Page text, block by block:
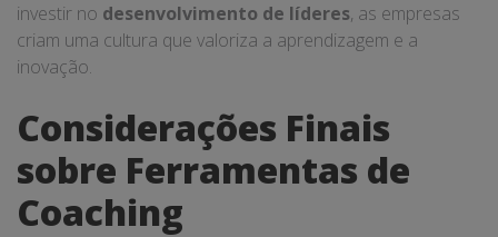
investir no desenvolvimento de líderes, as empresas
criam uma cultura que valoriza a aprendizagem e a
inovação.
Considerações Finais
sobre Ferramentas de
Coaching